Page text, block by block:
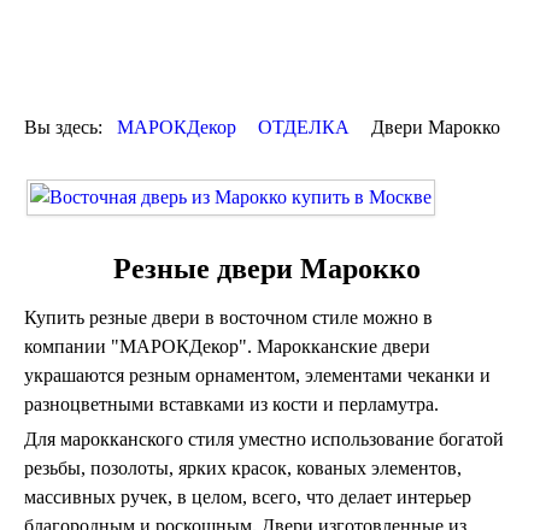
Люстры со стеклом
Марокканские Мозаичные
ПОСУДА
КОНТАКТЫ
Вы здесь: МАРОКДекор ОТДЕЛКА Двери Марокко
Резные двери Марокко
Купить резные двери в восточном стиле можно в
компании "МАРОКДекор". Марокканские двери
украшаются резным орнаментом, элементами чеканки и
разноцветными вставками из кости и перламутра.
Для марокканского стиля уместно использование богатой
резьбы, позолоты, ярких красок, кованых элементов,
массивных ручек, в целом, всего, что делает интерьер
благородным и роскошным. Двери изготовленные из